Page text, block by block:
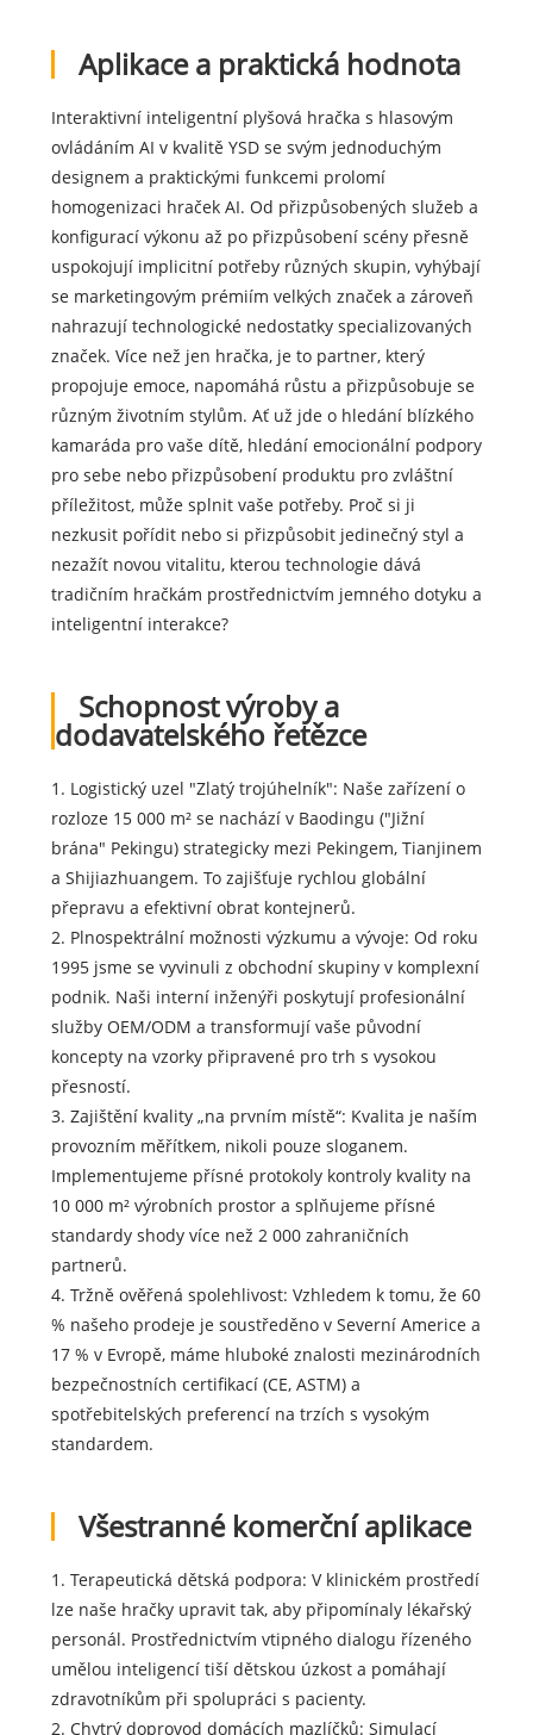
Aplikace a praktická hodnota
Interaktivní inteligentní plyšová hračka s hlasovým
ovládáním AI v kvalitě YSD se svým jednoduchým
designem a praktickými funkcemi prolomí
homogenizaci hraček AI. Od přizpůsobených služeb a
konfigurací výkonu až po přizpůsobení scény přesně
uspokojují implicitní potřeby různých skupin, vyhýbají
se marketingovým prémiím velkých značek a zároveň
nahrazují technologické nedostatky specializovaných
značek. Více než jen hračka, je to partner, který
propojuje emoce, napomáhá růstu a přizpůsobuje se
různým životním stylům. Ať už jde o hledání blízkého
kamaráda pro vaše dítě, hledání emocionální podpory
pro sebe nebo přizpůsobení produktu pro zvláštní
příležitost, může splnit vaše potřeby. Proč si ji
nezkusit pořídit nebo si přizpůsobit jedinečný styl a
nezažít novou vitalitu, kterou technologie dává
tradičním hračkám prostřednictvím jemného dotyku a
inteligentní interakce?
Schopnost výroby a
dodavatelského řetězce
1. Logistický uzel "Zlatý trojúhelník": Naše zařízení o
rozloze 15 000 m² se nachází v Baodingu ("Jižní
brána" Pekingu) strategicky mezi Pekingem, Tianjinem
a Shijiazhuangem. To zajišťuje rychlou globální
přepravu a efektivní obrat kontejnerů.
2. Plnospektrální možnosti výzkumu a vývoje: Od roku
1995 jsme se vyvinuli z obchodní skupiny v komplexní
podnik. Naši interní inženýři poskytují profesionální
služby OEM/ODM a transformují vaše původní
koncepty na vzorky připravené pro trh s vysokou
přesností.
3. Zajištění kvality „na prvním místě“: Kvalita je naším
provozním měřítkem, nikoli pouze sloganem.
Implementujeme přísné protokoly kontroly kvality na
10 000 m² výrobních prostor a splňujeme přísné
standardy shody více než 2 000 zahraničních
partnerů.
4. Tržně ověřená spolehlivost: Vzhledem k tomu, že 60
% našeho prodeje je soustředěno v Severní Americe a
17 % v Evropě, máme hluboké znalosti mezinárodních
bezpečnostních certifikací (CE, ASTM) a
spotřebitelských preferencí na trzích s vysokým
standardem.
Všestranné komerční aplikace
1. Terapeutická dětská podpora: V klinickém prostředí
lze naše hračky upravit tak, aby připomínaly lékařský
personál. Prostřednictvím vtipného dialogu řízeného
umělou inteligencí tiší dětskou úzkost a pomáhají
zdravotníkům při spolupráci s pacienty.
2. Chytrý doprovod domácích mazlíčků: Simulací